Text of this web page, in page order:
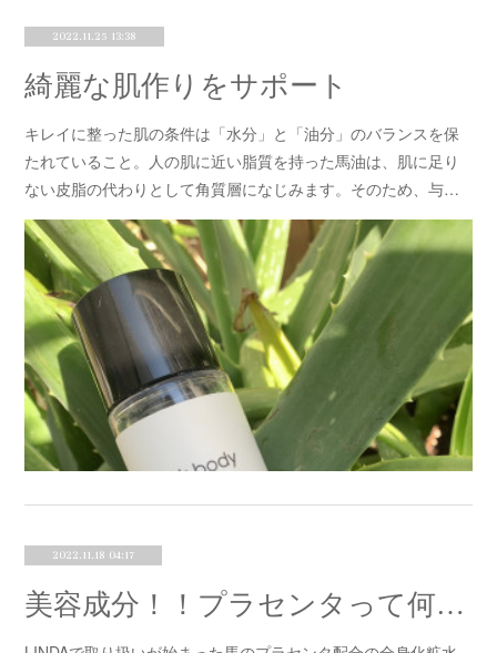
2022.11.25 13:38
綺麗な肌作りをサポート
キレイに整った肌の条件は「水分」と「油分」のバランスを保
たれていること。人の肌に近い脂質を持った馬油は、肌に足り
ない皮脂の代わりとして角質層になじみます。そのため、与…
2022.11.18 04:17
美容成分！！プラセンタって何？！